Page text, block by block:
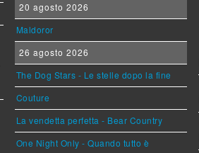
20 agosto 2026
Maldoror
26 agosto 2026
The Dog Stars - Le stelle dopo la fine
Couture
La vendetta perfetta - Bear Country
One Night Only - Quando tutto è